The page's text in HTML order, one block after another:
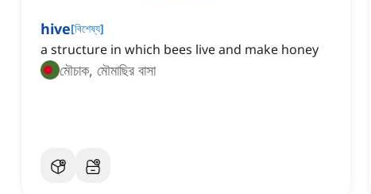
hive[বিশেষ্য]
a structure in which bees live and make honey
মৌচাক, মৌমাছির বাসা